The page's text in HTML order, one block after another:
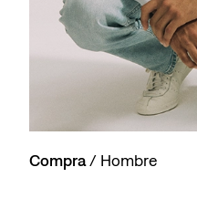
Compra/ Hombre